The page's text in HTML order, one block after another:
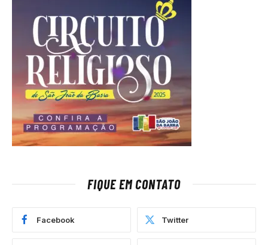
FIQUE EM CONTATO
Facebook Twitter